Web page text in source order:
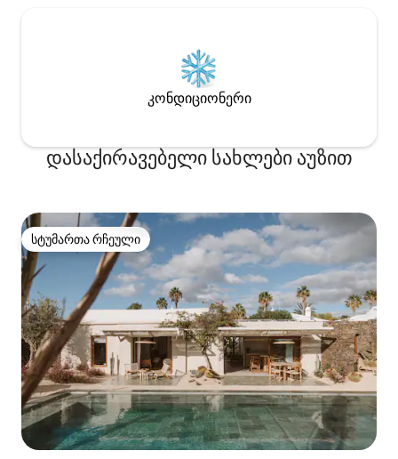
კონდიციონერი
დასაქირავებელი სახლები აუზით
სტუმართა რჩეული
სტუმართა რჩეული